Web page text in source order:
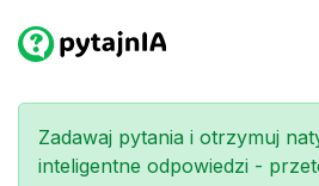
Zadawaj pytania i otrzymuj
inteligentne odpowiedzi -